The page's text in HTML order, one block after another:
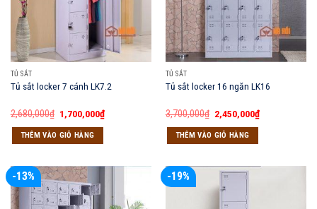
TỦ SẮT
Tủ sắt locker 7 cánh LK7.2
2,680,000₫ Giá
gốc
là:
2,680,000₫.
1,700,000₫Giá
hiện
THÊM VÀO GIỎ HÀNG
TỦ SẮT
Tủ sắt locker 16 ngăn LK16
3,700,000₫ Giá
gốc
là:
3,700,000₫.
2,450,000₫Giá
hiện
THÊM VÀO GIỎ HÀNG
-13% -19%